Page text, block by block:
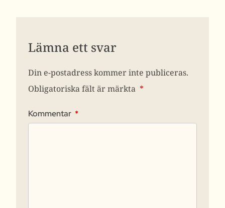
Lämna ett svar
Din e-postadress kommer inte publiceras.
Obligatoriska fält är märkta *
Kommentar *